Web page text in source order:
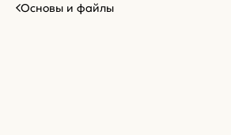
Основы и файлы